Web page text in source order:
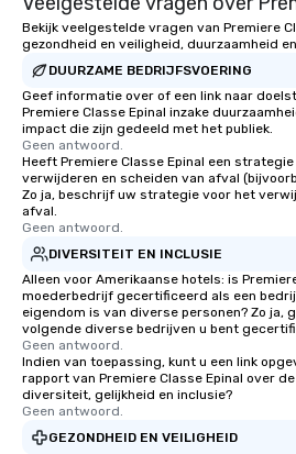
Bekijk veelgestelde vragen van Premiere
gezondheid en veiligheid, duurzaamheid
DUURZAME BEDRIJFSVOERING
Geef informatie over of een link naar
Premiere Classe Epinal inzake
impact die zijn gedeeld met het publiek.
Geen antwoord.
Heeft Premiere Classe Epinal een
verwijderen en scheiden van afval
Zo ja, beschrijf uw strategie voor het
afval.
Geen antwoord.
DIVERSITEIT EN INCLUSIE
Alleen voor Amerikaanse hotels: is
moederbedrijf gecertificeerd als een
eigendom is van diverse personen? Zo ja,
volgende diverse bedrijven u bent
Geen antwoord.
Indien van toepassing, kunt u een link
rapport van Premiere Classe Epinal over
diversiteit, gelijkheid en inclusie?
Geen antwoord.
GEZONDHEID EN VEILIGHEID